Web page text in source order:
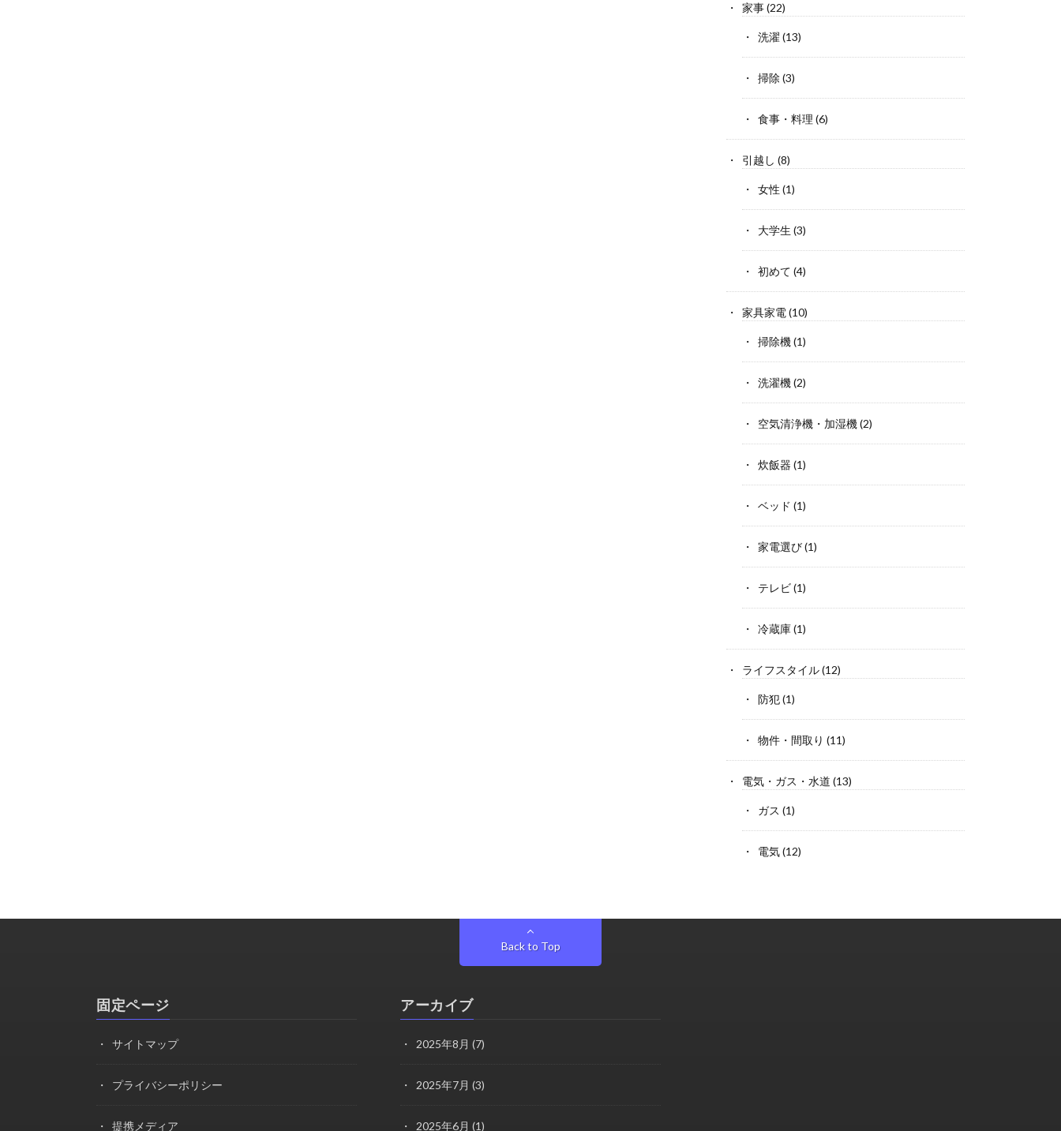
家事(22)
洗濯 (13)
掃除 (3)
食事・料理 (6)
引越し (8)
女性 (1)
大学生 (3)
初めて (4)
家具家電(10)
掃除機(1)
洗濯機(2)
空気清浄機・加湿機(2)
炊飯器 (1)
ベッド (1)
家電選び(1)
テレビ(1)
冷蔵庫(1)
ライフスタイル(12)
防犯(1)
物件・間取り (11)
電気・ガス・水道 (13)
ガス (1)
電気(12)
Back to Top
固定ページ
サイトマップ
プライバシーポリシー
提携メディア
アーカイブ
2025年8月 (7)
2025年7月 (3)
2025年6月 (1)